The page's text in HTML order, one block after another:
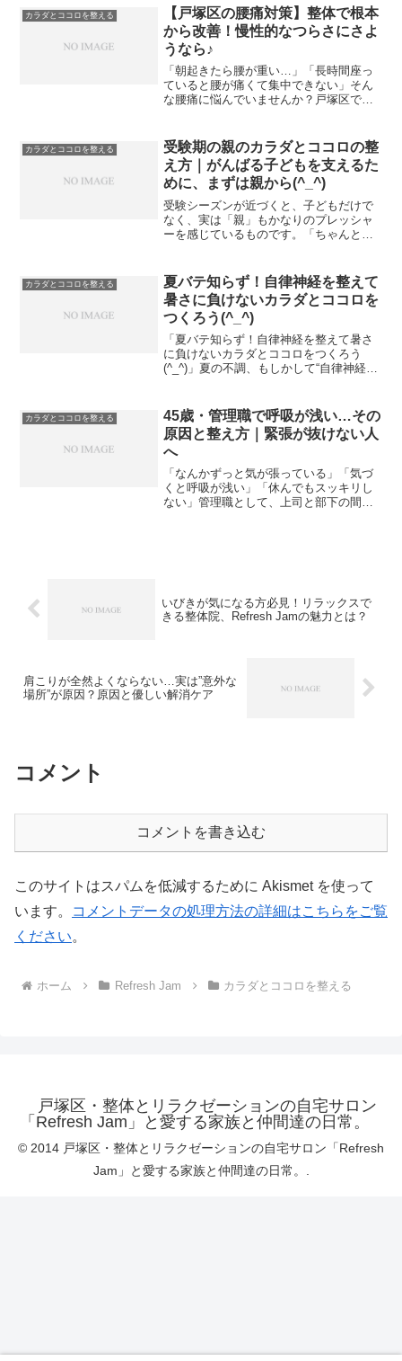
す。結論：原因は「呼吸の問題」ではな
く、カラダ全体のバラン...
カラダとココロを整える
【戸塚区の腰痛対策】整体で根本
から改善！慢性的なつらさにさよ
うなら♪
「朝起きたら腰が重い…」「長時間座っ
ていると腰が痛くて集中できない」そん
な腰痛に悩んでいませんか？戸塚区でも
す。でも大丈夫！Refresh Jamでは、表面
的な痛みを取る...
カラダとココロを整える
受験期の親のカラダとココロの整
え方｜がんばる子どもを支えるた
めに、まずは親から(^_^)
受験シーズンが近づくと、子どもだけで
なく、実は「親」もかなりのプレッシャ
ーを感じているものです。「ちゃんとサ
になると、子どもにも伝わってしまいそ
う…」そんな風に、気づか...
カラダとココロを整える
夏バテ知らず！自律神経を整えて
暑さに負けないカラダとココロを
つくろう(^_^)
「夏バテ知らず！自律神経を整えて暑さ
に負けないカラダとココロをつくろう
(^_^)」夏の不調、もしかして“自律神経の
かったり、寝苦しくてぐっすり眠れな
か...
カラダとココロを整える
45歳・管理職で呼吸が浅い…その
原因と整え方｜緊張が抜けない人
へ
「なんかずっと気が張っている」「気づ
くと呼吸が浅い」「休んでもスッキリし
ない」管理職として、上司と部下の間に
いびきが気になる方必見！リラックスで
きる整体院、Refresh Jamの魅力とは？
肩こりが全然よくならない…実は”意外な
場所”が原因？原因と優しい解消ケア
コメント
コメントを書き込む
このサイトはスパムを低減するために Akismet を使って
います。
コメントデータの処理方法の詳細はこちらをご覧
ください。
ホーム Refresh Jam カラダとココロを整える
戸塚区・整体とリラクゼーションの自宅サロン
「Refresh Jam」と愛する家族と仲間達の日常。
© 2014 戸塚区・整体とリラクゼーションの自宅サロン「Refresh
Jam」と愛する家族と仲間達の日常。.